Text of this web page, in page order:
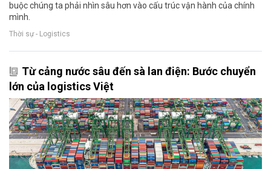
buộc chúng ta phải nhìn sâu hơn vào cấu trúc vận hành của chính
mình.
Thời sự - Logistics
Từ cảng nước sâu đến sà lan điện: Bước chuyển
lớn của logistics Việt